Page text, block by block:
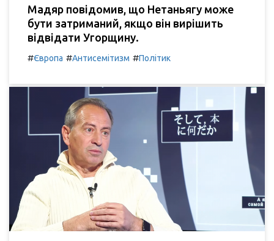
Мадяр повідомив, що Нетаньягу може
бути затриманий, якщо він вирішить
відвідати Угорщину.
#Європа #Антисемітизм #Політик